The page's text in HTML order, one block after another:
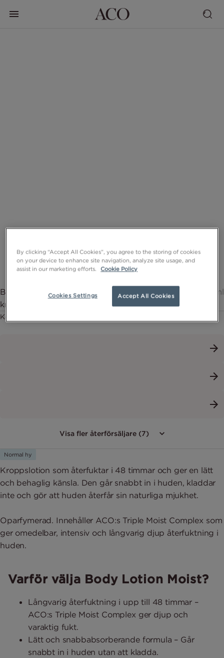
Body Lotion Moist Oparfymerad - Återfuktande
kroppslotion
400ml
Köp nu
Visa fler återförsäljare (7)
Normal hy
Kroppslotion som återfuktar i 48 timmar och ger en lätt
och behaglig känsla. Den går snabbt in i huden, kladdar
inte och gör att huden återfår sin naturliga mjukhet.
Oparfymerad. Innehåller ACO:s Triple Moist Complex som
ger omedelbar, intensiv och långvarig djup återfuktning i
huden.
Varför välja Body Lotion Moist?
Långvarig återfuktning i upp till 48 timmar –
ACO:s Triple Moist Complex ger djup och
varaktig fukt.
Lätt och snabbabsorberande formula – Går
snabbt in i huden utan att kladda.
By clicking “Accept All Cookies”, you agree to the storing of cookies
on your device to enhance site navigation, analyze site usage, and
assist in our marketing efforts.
Cookie Policy
Cookies Settings Accept All Cookies